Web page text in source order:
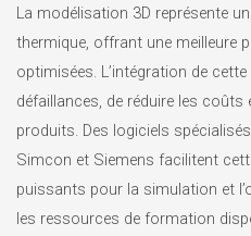
La modélisation 3D représente
thermique, offrant une meilleure
optimisées. L’intégration de
défaillances, de réduire les coûts
produits. Des logiciels
Simcon et Siemens facilitent
puissants pour la simulation et
les ressources de formation